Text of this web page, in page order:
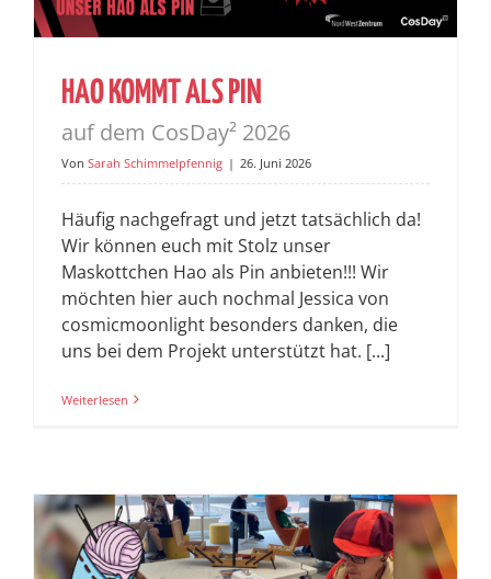
HAO KOMMT ALS PIN
auf dem CosDay² 2026
Von Sarah Schimmelpfennig | 26. Juni 2026
Häufig nachgefragt und jetzt tatsächlich da!
Wir können euch mit Stolz unser
Maskottchen Hao als Pin anbieten!!! Wir
möchten hier auch nochmal Jessica von
cosmicmoonlight besonders danken, die
uns bei dem Projekt unterstützt hat. [...]
Weiterlesen